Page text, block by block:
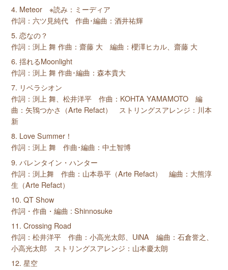
4. Meteor ※読み：ミーディア
作詞：六ツ見純代 作曲･編曲：酒井祐輝
5. 恋なの？
作詞：渕上 舞 作曲：齋藤 大 編曲：櫻澤ヒカル、齋藤 大
6. 揺れるMoonlight
作詞：渕上 舞 作曲･編曲：森本貴大
7. リベラシオン
作詞：渕上 舞、松井洋平 作曲：KOHTA YAMAMOTO 編
曲：矢鴇つかさ（Arte Refact） ストリングスアレンジ：川本
新
8. Love Summer！
作詞：渕上 舞 作曲･編曲：中土智博
9. バレンタイン・ハンター
作詞：渕上舞 作曲：山本恭平（Arte Refact） 編曲：大熊淳
生（Arte Refact）
10. QT Show
作詞・作曲・編曲 : Shinnosuke
11. Crossing Road
作詞：松井洋平 作曲：小高光太郎、UiNA 編曲：石倉誉之、
小高光太郎 ストリングスアレンジ：山本慶太朗
12. 星空